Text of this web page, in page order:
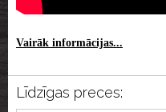
Vairāk informācijas...
Līdzīgas preces: